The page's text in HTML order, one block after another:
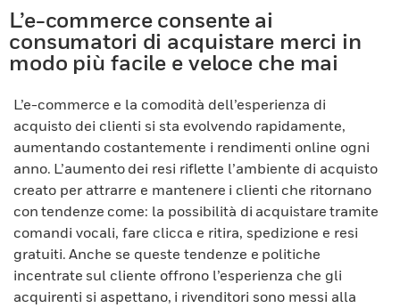
L’e-commerce consente ai
consumatori di acquistare merci in
modo più facile e veloce che mai
L’e-commerce e la comodità dell’esperienza di
acquisto dei clienti si sta evolvendo rapidamente,
aumentando costantemente i rendimenti online ogni
anno. L’aumento dei resi riflette l’ambiente di acquisto
creato per attrarre e mantenere i clienti che ritornano
con tendenze come: la possibilità di acquistare tramite
comandi vocali, fare clicca e ritira, spedizione e resi
gratuiti. Anche se queste tendenze e politiche
incentrate sul cliente offrono l’esperienza che gli
acquirenti si aspettano, i rivenditori sono messi alla